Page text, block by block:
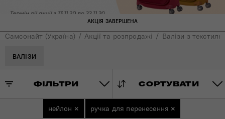
АКЦІЯ ЗАВЕРШЕНА
Самсонайт (Україна) Акції та розпродажі Валізи з
ВАЛІЗИ
ФІЛЬТРИ СОРТУВАТИ
нейлон × ручка для перенесення ×